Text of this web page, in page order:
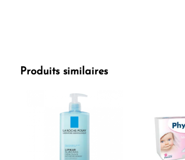
Produits similaires